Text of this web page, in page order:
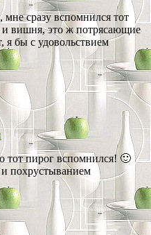
мне сразу вспомнился тот
вишня, это ж потрясающие
я бы с удовольствием
пирог вспомнился! 🙂
похрустыванием